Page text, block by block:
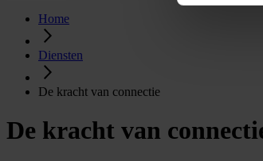
Home
Diensten
De kracht van connectie
De kracht van